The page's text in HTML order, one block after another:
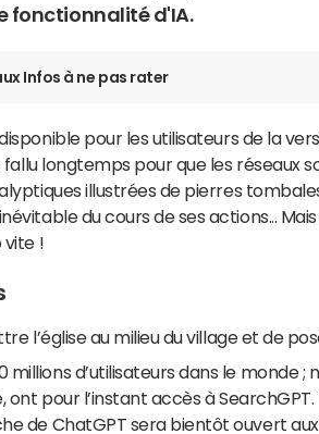
fonctionnalité d'IA.
Infos à ne pas rater
pour les utilisateurs de la
fallu longtemps pour que les réseaux
illustrées de pierres
du cours de ses actions...
vite !
l’église au milieu du village et de
d’utilisateurs dans le monde ;
ont pour l’instant accès à
de ChatGPT sera bientôt ouvert